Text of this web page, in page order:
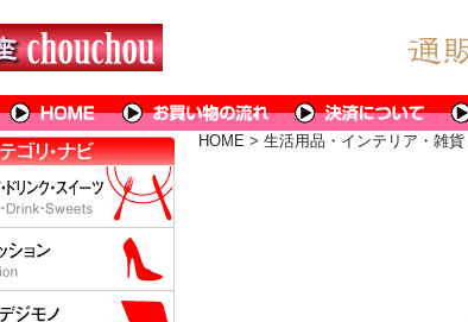
HOME > 生活用品・インテリア・雑貨